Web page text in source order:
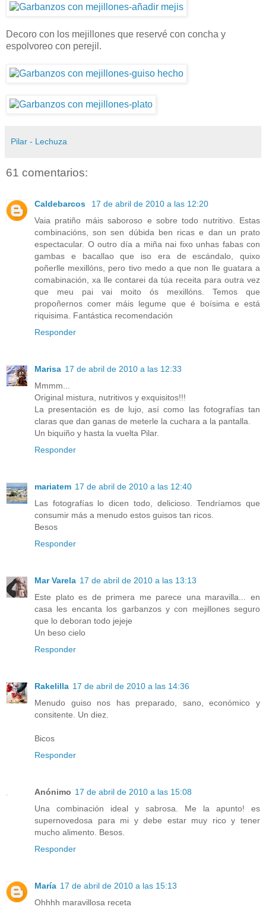
Decoro con los mejillones que reservé con concha y
espolvoreo con perejil.
Pilar - Lechuza
61 comentarios:
Caldebarcos
17 de abril de 2010 a las 12:20
Vaia pratiño máis saboroso e sobre todo nutritivo. Estas
combinacións, son sen dúbida ben ricas e dan un prato
espectacular. O outro día a miña nai fixo unhas fabas con
gambas e bacallao que iso era de escándalo, quixo
poñerlle mexillóns, pero tivo medo a que non lle guatara a
comabinación, xa lle contarei da túa receita para outra vez
que meu pai vai moito ós mexillóns. Temos que
propoñernos comer máis legume que é boísima e está
riquisima. Fantástica recomendación
Responder
Marisa 17 de abril de 2010 a las 12:33
Mmmm...
Original mistura, nutritivos y exquisitos!!!
La presentación es de lujo, así como las fotografías tan
claras que dan ganas de meterle la cuchara a la pantalla.
Un biquiño y hasta la vuelta Pilar.
Responder
mariatem 17 de abril de 2010 a las 12:40
Las fotografías lo dicen todo, delicioso. Tendríamos que
consumir más a menudo estos guisos tan ricos.
Besos
Responder
Mar Varela 17 de abril de 2010 a las 13:13
Este plato es de primera me parece una maravilla... en
casa les encanta los garbanzos y con mejillones seguro
que lo deboran todo jejeje
Un beso cielo
Responder
Rakelilla 17 de abril de 2010 a las 14:36
Menudo guiso nos has preparado, sano, económico y
consitente. Un diez.
Bicos
Responder
Anónimo 17 de abril de 2010 a las 15:08
Una combinación ideal y sabrosa. Me la apunto! es
supernovedosa para mi y debe estar muy rico y tener
mucho alimento. Besos.
Responder
María 17 de abril de 2010 a las 15:13
Ohhhh maravillosa receta